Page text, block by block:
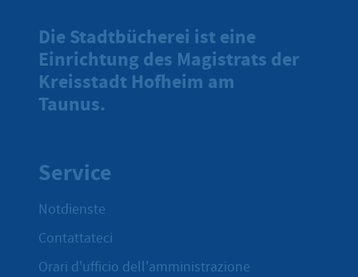
Die Stadtbücherei ist eine
Einrichtung des Magistrats der
Kreisstadt Hofheim am
Taunus.
Service
Notdienste
Contattateci
Orari d'ufficio dell'amministrazione